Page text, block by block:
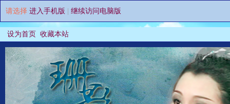
请选择 进入手机版 继续访问电脑版
设为首页 收藏本站